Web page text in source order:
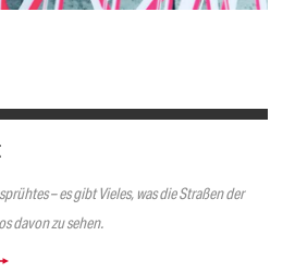
– es gibt Vieles, was die Straßen der
davon zu sehen.